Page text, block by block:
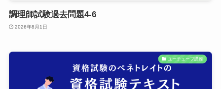
調理師試験過去問題4-6
2026年8月1日
ユーチューブ講座